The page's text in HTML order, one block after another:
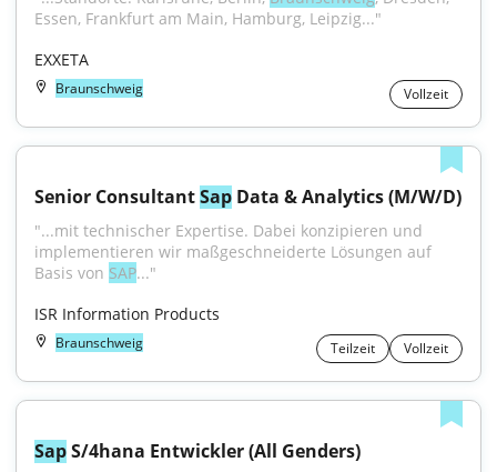
Essen, Frankfurt am Main, Hamburg, Leipzig..."
EXXETA
Braunschweig Vollzeit
Senior Consultant Sap Data & Analytics (M/W/D)
"...mit technischer Expertise. Dabei konzipieren und
implementieren wir maßgeschneiderte Lösungen auf
Basis von SAP..."
ISR Information Products
Braunschweig Teilzeit Vollzeit
Sap S/4hana Entwickler (All Genders)